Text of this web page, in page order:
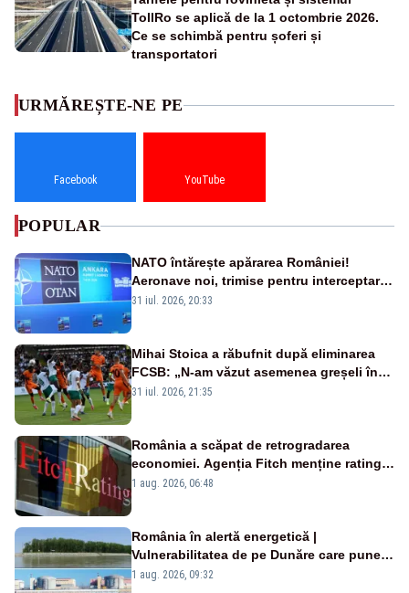
TollRo se aplică de la 1 octombrie 2026.
Ce se schimbă pentru șoferi și
transportatori
URMĂREȘTE-NE PE
Facebook YouTube
POPULAR
NATO întărește apărarea României!
Aeronave noi, trimise pentru interceptarea
și distrugerea dronelor
31 iul. 2026, 20:33
Mihai Stoica a răbufnit după eliminarea
FCSB: „N-am văzut asemenea greșeli în
190 de meciuri europene”
31 iul. 2026, 21:35
România a scăpat de retrogradarea
economiei. Agenția Fitch menține ratingul
„BBB-” cu perspectivă negativă
1 aug. 2026, 06:48
România în alertă energetică |
Vulnerabilitatea de pe Dunăre care pune
în pericol Centrala Cernavodă era
1 aug. 2026, 09:32